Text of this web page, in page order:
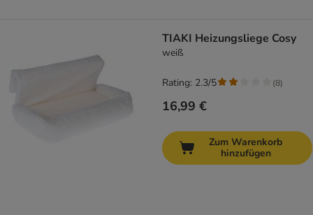
TIAKI Heizungsliege Cosy
weiß
16,99 €
Rating: 2.3/5 (8)
Zum Warenkorb
hinzufügen